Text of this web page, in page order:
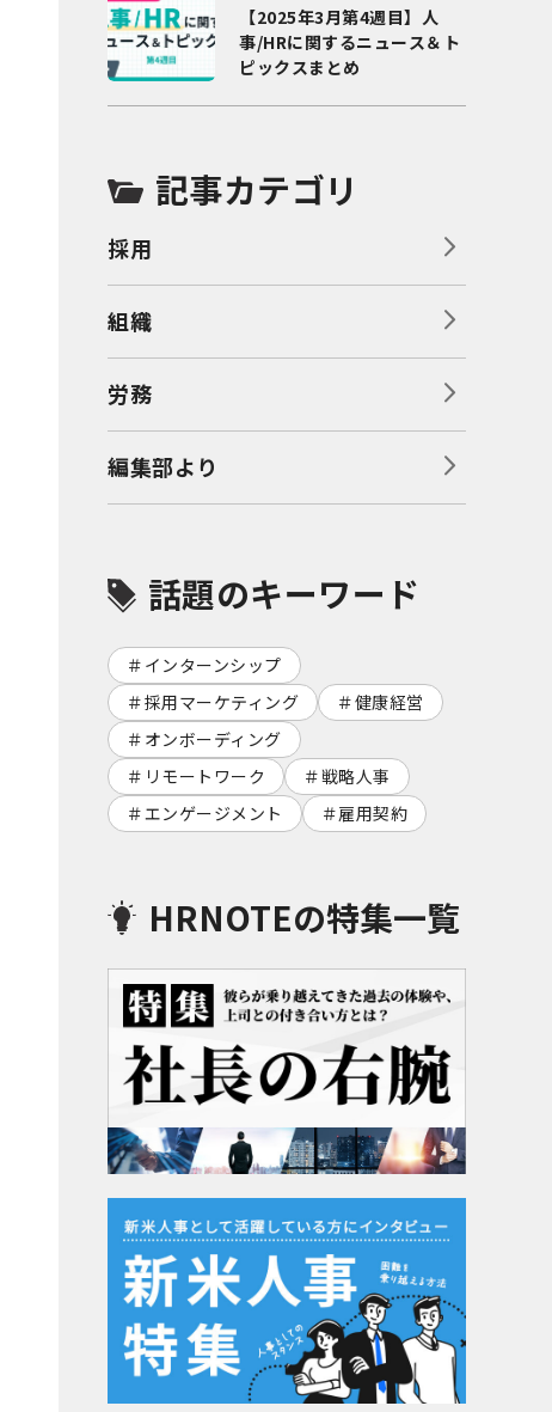
【2025年3月第4週目】人
事/HRに関するニュース＆ト
ピックスまとめ
記事カテゴリ
採用
組織
労務
編集部より
話題のキーワード
インターンシップ
採用マーケティング
健康経営
オンボーディング
リモートワーク
戦略人事
エンゲージメント
雇用契約
HRNOTEの特集一覧